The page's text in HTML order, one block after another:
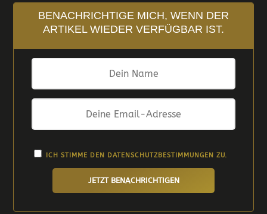
BENACHRICHTIGE MICH, WENN DER
ARTIKEL WIEDER VERFÜGBAR IST.
ICH STIMME DEN DATENSCHUTZBESTIMMUNGEN ZU.
JETZT BENACHRICHTIGEN